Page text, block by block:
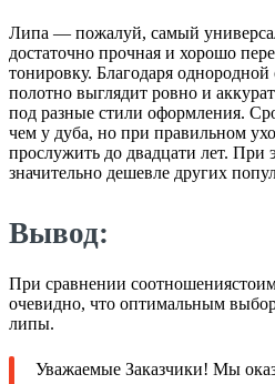
Липа — пожалуй, самый
достаточно прочная и хорошо
тонировку. Благодаря однородной
полотно выглядит ровно и
под разные стили оформления.
чем у дуба, но при правильном
прослужить до двадцати лет. При
значительно дешевле других
Вывод:
При сравнении
очевидно, что оптимальным
липы.
Уважаемые Заказчики! Мы